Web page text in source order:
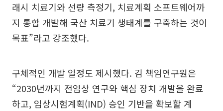
래시 치료기와 선량 측정기, 치료계획 소프트웨어까
지 통합 개발해 국산 치료기 생태계를 구축하는 것이
목표”라고 강조했다.
구체적인 개발 일정도 제시했다. 김 책임연구원은
“2030년까지 전임상 연구와 핵심 장치 개발을 완료
하고, 임상시험계획(IND) 승인 기반을 확보할 계